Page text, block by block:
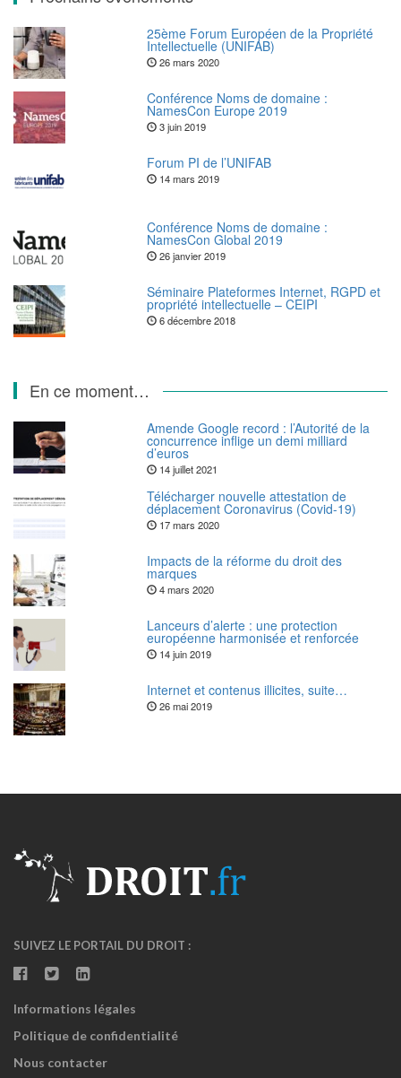
25ème Forum Européen de la Propriété
Intellectuelle (UNIFAB)
26 mars 2020
Conférence Noms de domaine :
NamesCon Europe 2019
3 juin 2019
Forum PI de l’UNIFAB
14 mars 2019
Conférence Noms de domaine :
NamesCon Global 2019
26 janvier 2019
Séminaire Plateformes Internet, RGPD et
propriété intellectuelle – CEIPI
6 décembre 2018
En ce moment…
Amende Google record : l’Autorité de la
concurrence inflige un demi milliard
d’euros
14 juillet 2021
Télécharger nouvelle attestation de
déplacement Coronavirus (Covid-19)
17 mars 2020
Impacts de la réforme du droit des
marques
4 mars 2020
Lanceurs d’alerte : une protection
européenne harmonisée et renforcée
14 juin 2019
Internet et contenus illicites, suite…
26 mai 2019
SUIVEZ LE PORTAIL DU DROIT :
Informations légales
Politique de confidentialité
Nous contacter